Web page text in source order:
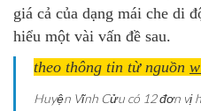
giá cả của dạng mái che di
hiểu một vài vấn đề sau.
theo thông tin từ nguồn
Huyện Vĩnh Cửu có 12 đơn vị